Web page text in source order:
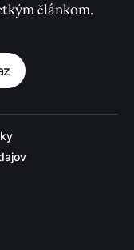
článkom.